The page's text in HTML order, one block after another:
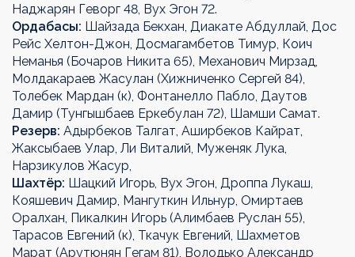
Наджарян Геворг 48, Вух Эгон 72.
Ордабасы: Шайзада Бекхан, Диакате Абдуллай, Дос
Рейс Хелтон-Джон, Досмагамбетов Тимур, Коич
Неманья (Бочаров Никита 65), Механович Мирзад,
Молдакараев Жасулан (Хижниченко Сергей 84),
Толебек Мардан (к), Фонтанелло Пабло, Даутов
Дамир (Тунгышбаев Еркебулан 72), Шамши Самат.
Резерв: Адырбеков Талгат, Аширбеков Кайрат,
Жаксыбаев Улар, Ли Виталий, Муженяк Лука,
Нарзикулов Жасур,
Шахтёр: Шацкий Игорь, Вух Эгон, Дроппа Лукаш,
Кояшевич Дамир, Мангуткин Ильнур, Омиртаев
Оралхан, Пикалкин Игорь (Алимбаев Руслан 55),
Тарасов Евгений (к), Ткачук Евгений, Шахметов
Марат (Арутюнян Гегам 81), Володько Александр